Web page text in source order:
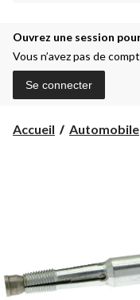
Ouvrez une session
Vous n’avez pas de
Se connecter
Accueil Automobile